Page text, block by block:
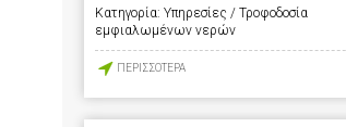
Κατηγορία: Υπηρεσίες / Τροφοδοσία
εμφιαλωμένων νερών
ΠΕΡΙΣΣΟΤΕΡΑ